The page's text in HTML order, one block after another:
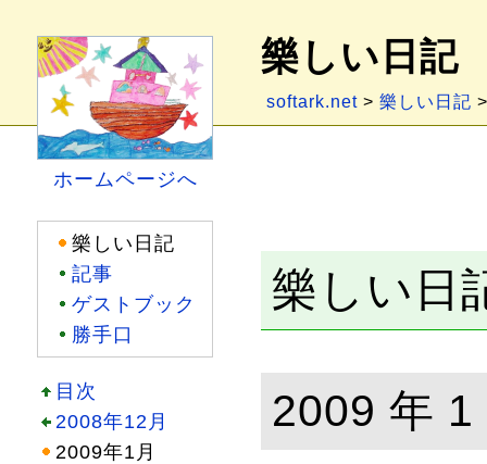
樂しい日記
softark.net > 樂しい日記
樂しい日
2009 年
ホームページへ
樂しい日記
記事
ゲストブック
勝手口
目次
2008年12月
2009年1月